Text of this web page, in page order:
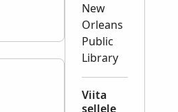
New
Orleans
Public
Library
Viita
sellele